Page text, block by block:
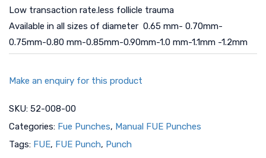
Low transaction rate.less follicle trauma
Available in all sizes of diameter 0.65 mm- 0.70mm-
0.75mm-0.80 mm-0.85mm-0.90mm-1.0 mm-1.1mm -1.2mm
Make an enquiry for this product
SKU: 52-008-00
Categories: Fue Punches, Manual FUE Punches
Tags: FUE, FUE Punch, Punch